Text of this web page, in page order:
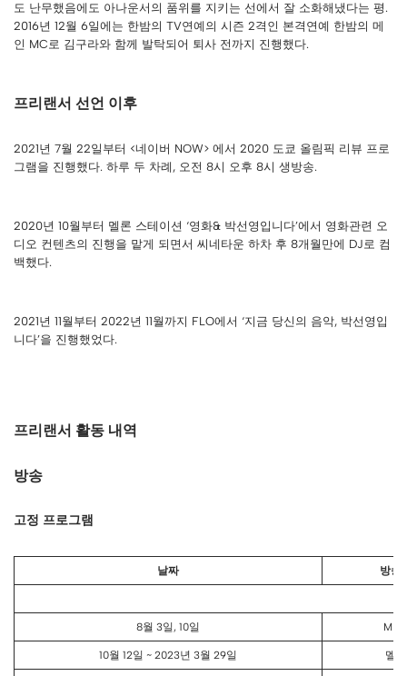
도 난무했음에도 아나운서의 품위를 지키는 선에서 잘 소화해냈다는 평.
2016년 12월 6일에는 한밤의 TV연예의 시즌 2격인 본격연예 한밤의 메
인 MC로 김구라와 함께 발탁되어 퇴사 전까지 진행했다.
프리랜서 선언 이후
2021년 7월 22일부터 <네이버 NOW> 에서 2020 도쿄 올림픽 리뷰 프로
그램을 진행했다. 하루 두 차례, 오전 8시 오후 8시 생방송.
2020년 10월부터 멜론 스테이션 ‘영화& 박선영입니다’에서 영화관련 오
디오 컨텐츠의 진행을 맡게 되면서 씨네타운 하차 후 8개월만에 DJ로 컴
백했다.
2021년 11월부터 2022년 11월까지 FLO에서 ‘지금 당신의 음악, 박선영입
니다’을 진행했었다.
프리랜서 활동 내역
방송
고정 프로그램
날짜 방송
8월 3일, 10일 MBC
10월 12일 ~ 2023년 3월 29일 멜론